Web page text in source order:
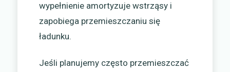
wypełnienie amortyzuje wstrząsy i
zapobiega przemieszczaniu się
ładunku.
Jeśli planujemy często przemieszczać